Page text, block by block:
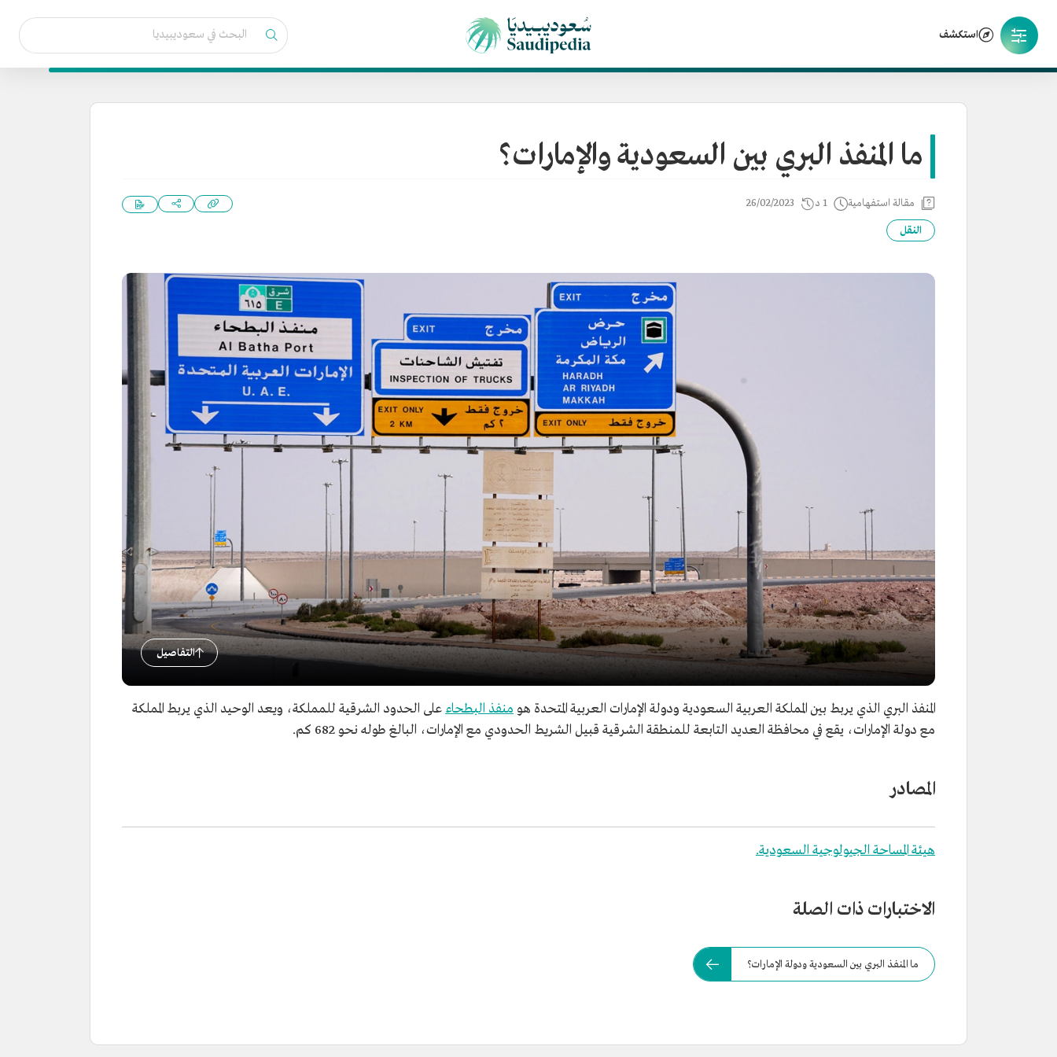
استكشف
ما المنفذ البري بين السعودية والإمارات؟
مقالة استفهامية 1 د 26/02/2023
النقل
التفاصيل
المنفذ البري الذي يربط بين المملكة العربية السعودية ودولة الإمارات العربية المتحدة هو منفذ البطحاءعلى الحدود الشرقية للمملكة، ويعد الوحيد الذي يربط المملكة
مع دولة الإمارات، يقع في محافظة العديد التابعة للمنطقة الشرقية قبيل الشريط الحدودي مع الإمارات، البالغ طوله نحو 682 كم.
المصادر
هيئة المساحة الجيولوجية السعودية.
الاختبارات ذات الصلة
ما المنفذ البري بين السعودية ودولة الإمارات؟